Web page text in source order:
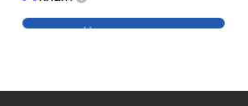
Нет в наличии